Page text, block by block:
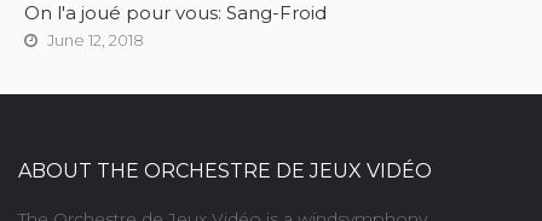
On l'a joué pour vous: Sang-Froid
June 12, 2018
ABOUT THE ORCHESTRE DE JEUX VIDÉO